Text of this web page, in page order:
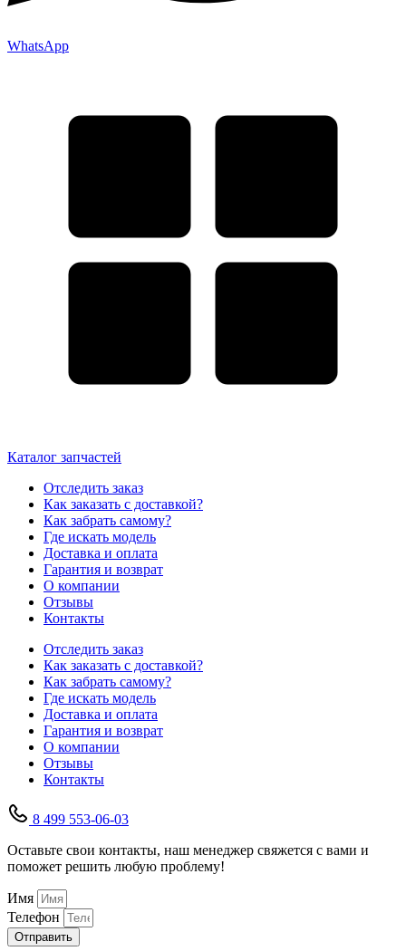
WhatsApp
Каталог запчастей
Отследить заказ
Как заказать с доставкой?
Как забрать самому?
Где искать модель
Доставка и оплата
Гарантия и возврат
О компании
Отзывы
Контакты
Отследить заказ
Как заказать с доставкой?
Как забрать самому?
Где искать модель
Доставка и оплата
Гарантия и возврат
О компании
Отзывы
Контакты
8 499 553-06-03
Оставьте свои контакты, наш менеджер свяжется с вами и
поможет решить любую проблему!
Имя
Телефон
Отправить